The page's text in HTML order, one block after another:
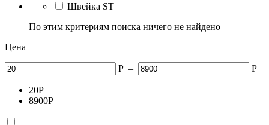
Швейка ST
По этим критериям поиска ничего не найдено
Цена
Р – Р
20Р
8900Р